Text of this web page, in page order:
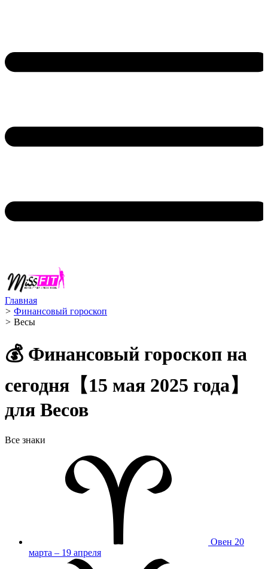
Главная
> Финансовый гороскоп
> Весы ️
💰 Финансовый гороскоп на
сегодня【15 мая 2025 года】
для Весов
Все знаки
Овен 20
марта – 19 апреля